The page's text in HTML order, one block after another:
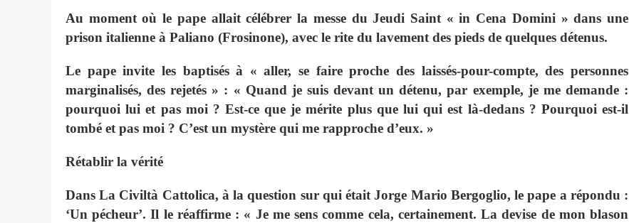
Au moment où le pape allait célébrer la messe du Jeudi Saint « in Cena Domini » dans une
prison italienne à Paliano (Frosinone), avec le rite du lavement des pieds de quelques détenus.
Le pape invite les baptisés à « aller, se faire proche des laissés-pour-compte, des personnes
marginalisés, des rejetés » : « Quand je suis devant un détenu, par exemple, je me demande :
pourquoi lui et pas moi ? Est-ce que je mérite plus que lui qui est là-dedans ? Pourquoi est-il
tombé et pas moi ? C’est un mystère qui me rapproche d’eux. »
Rétablir la vérité
Dans La Civiltà Cattolica, à la question sur qui était Jorge Mario Bergoglio, le pape a répondu :
‘Un pécheur’. Il le réaffirme : « Je me sens comme cela, certainement. La devise de mon blason